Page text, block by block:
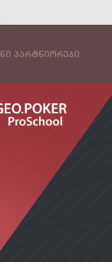
ᲞᲐᲠᲢᲜᲘᲝᲠᲔᲑᲘ